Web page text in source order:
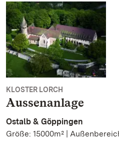
KLOSTER LORCH
Aussenanlage
Ostalb & Göppingen
Größe: 15000m² |